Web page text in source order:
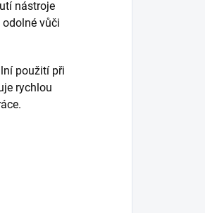
nástroje
vůči
použití při
rychlou